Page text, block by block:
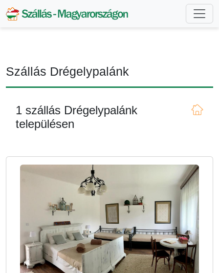
Szállás Drégelypalánk
1 szállás Drégelypalánk
településen